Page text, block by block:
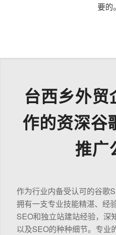
要的。
台西乡外
作的资深谷
推广
作为行业内备受认可的谷歌
拥有一支专业技能精湛、经
SEO和独立站建站经验，深
以及SEO的种种细节。专业